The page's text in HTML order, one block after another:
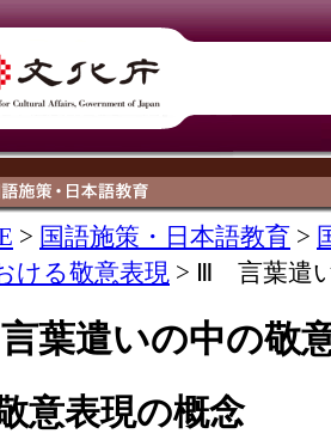
> 国語施策・日本語教育 >
ける敬意表現 > Ⅲ 言葉遣
葉遣いの中の敬
意表現の概念